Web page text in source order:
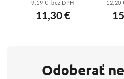
9,19 € bez DPH
11,30 €
12,20
Odoberať